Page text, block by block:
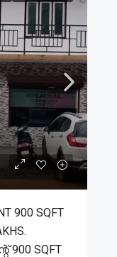
900 SQFT
SQFT